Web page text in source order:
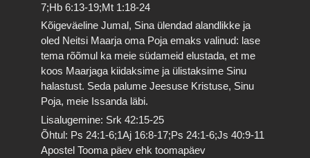
7;Hb 6:13-19;Mt 1:18-24
Kõigeväeline Jumal, Sina ülendad alandlikke ja
oled Neitsi Maarja oma Poja emaks valinud: lase
tema rõõmul ka meie südameid elustada, et me
koos Maarjaga kiidaksime ja ülistaksime Sinu
halastust. Seda palume Jeesuse Kristuse, Sinu
Poja, meie Issanda läbi.
Lisalugemine: Srk 42:15-25
Õhtul: Ps 24:1-6;1Aj 16:8-17;Ps 24:1-6;Js 40:9-11
Apostel Tooma päev ehk toomapäev